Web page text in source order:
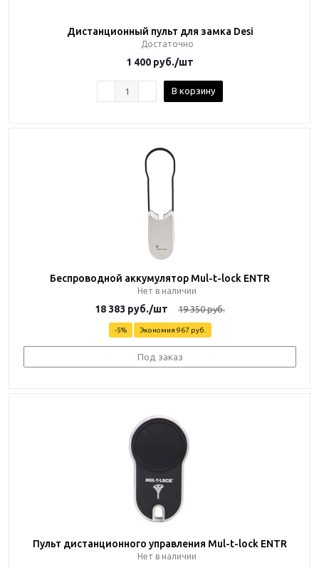
Дистанционный пульт для замка Desi
Достаточно
1 400 руб./шт
В корзину
Беспроводной аккумулятор Mul-t-lock ENTR
Нет в наличии
18 383 руб./шт 19 350руб.
-5% Экономия 967 руб.
Под заказ
Пульт дистанционного управления Mul-t-lock ENTR
Нет в наличии